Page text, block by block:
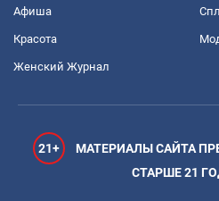
Афиша
Красота
Женский Журнал
21+
МАТЕРИАЛЫ САЙТА
СТАРШЕ 21